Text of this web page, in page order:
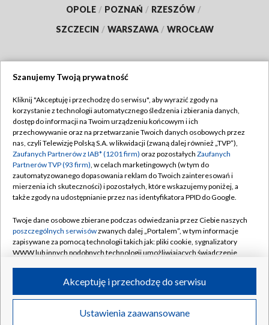
OPOLE / POZNAŃ / RZESZÓW /
SZCZECIN / WARSZAWA / WROCŁAW
TVP
Abonament TVP
Emisja w TVP
Centrum informacji TVP
Naziemna Telewizja Cyfrowa
Rada Programowa
System NOS
Informacje o nadawcy
Program dla prasy
Regulamin TVP
Polityka prywatności
Moje zgody
Pomoc
Kontakt
Kanały
©2026 Telewizja Polska S.A. w likwidacji
Szanujemy Twoją prywatność
Kliknij "Akceptuję i przechodzę do serwisu", aby wyrazić zgody na
korzystanie z technologii automatycznego śledzenia i zbierania danych,
dostęp do informacji na Twoim urządzeniu końcowym i ich
przechowywanie oraz na przetwarzanie Twoich danych osobowych przez
nas, czyli Telewizję Polską S.A. w likwidacji (zwaną dalej również „TVP”),
Zaufanych Partnerów z IAB* (1201 firm) oraz pozostałych Zaufanych
Partnerów TVP (93 firm), w celach marketingowych (w tym do
zautomatyzowanego dopasowania reklam do Twoich zainteresowań i
mierzenia ich skuteczności) i pozostałych, które wskazujemy poniżej, a
także zgody na udostępnianie przez nas identyfikatora PPID do Google.
Twoje dane osobowe zbierane podczas odwiedzania przez Ciebie naszych
poszczególnych serwisówzwanych dalej „Portalem”, w tym informacje
zapisywane za pomocą technologii takich jak: pliki cookie, sygnalizatory
WWW lub innych podobnych technologii umożliwiających świadczenie
ruchu w Internecie.
Twoje dane osobowe zbierane podczas odwiedzania przez Ciebie
poszczególnych serwisówna Portalu, takie jak adresy IP, identyfikatory
Ustawienia zaawansowane
Akceptuję i przechodzę do serwisu